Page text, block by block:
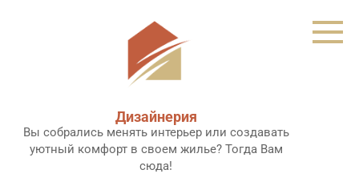
Дизайнерия
Вы собрались менять интерьер или создавать
уютный комфорт в своем жилье? Тогда Вам
сюда!